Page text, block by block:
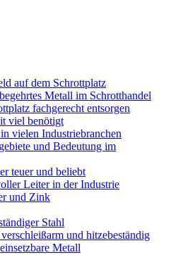
auf dem Schrottplatz
Metall im Schrotthandel
fachgerecht entsorgen
viel benötigt
vielen Industriebranchen
und Bedeutung im
teuer und beliebt
Leiter in der Industrie
und Zink
Stahl
und hitzebeständig
Metall